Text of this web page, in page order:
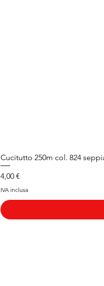
Cucitutto 250m col. 824
Prezzo
4,00 €
IVA inclusa